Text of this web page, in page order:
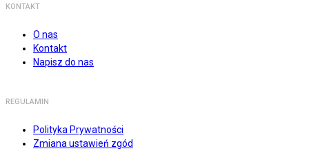
KONTAKT
O nas
Kontakt
Napisz do nas
REGULAMIN
Polityka Prywatności
Zmiana ustawień zgód